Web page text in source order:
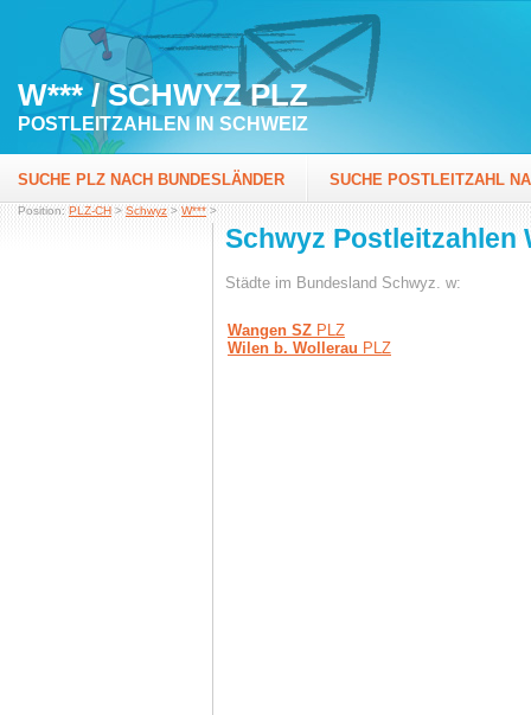
W*** / SCHWYZ PLZ
POSTLEITZAHLEN IN SCHWEIZ
SUCHE PLZ NACH BUNDESLÄNDER SUCHE POSTLEITZAHL
Position:PLZ-CH>Schwyz>W***>
Schwyz Postleitzahlen
Städte im Bundesland Schwyz. w:
Wangen SZ PLZ
Wilen b. Wollerau PLZ